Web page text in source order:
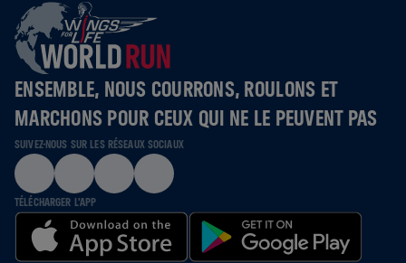
ENSEMBLE, NOUS COURRONS, ROULONS ET
MARCHONS POUR CEUX QUI NE LE PEUVENT PAS
SUIVEZ-NOUS SUR LES RÉSEAUX SOCIAUX
TÉLÉCHARGER L'APP